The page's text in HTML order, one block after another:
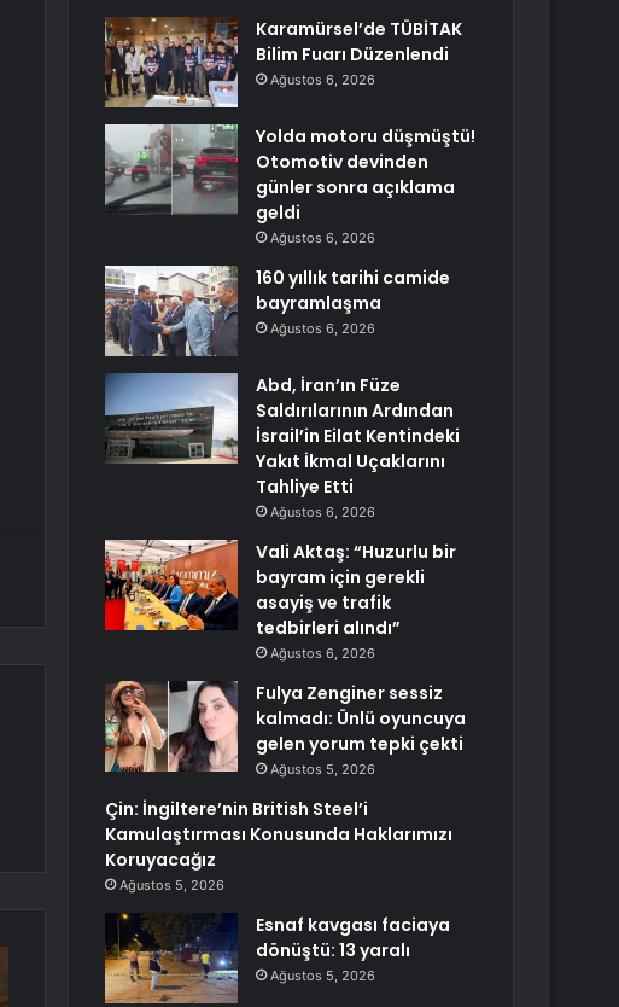
Karamürsel’de TÜBİTAK
Bilim Fuarı Düzenlendi
Ağustos 6, 2026
Yolda motoru düşmüştü!
Otomotiv devinden
günler sonra açıklama
geldi
Ağustos 6, 2026
160 yıllık tarihi camide
bayramlaşma
Ağustos 6, 2026
Abd, İran’ın Füze
Saldırılarının Ardından
İsrail’in Eilat Kentindeki
Yakıt İkmal Uçaklarını
Tahliye Etti
Ağustos 6, 2026
Vali Aktaş: “Huzurlu bir
bayram için gerekli
asayiş ve trafik
tedbirleri alındı”
Ağustos 6, 2026
Fulya Zenginer sessiz
kalmadı: Ünlü oyuncuya
gelen yorum tepki çekti
Ağustos 5, 2026
Çin: İngiltere’nin British Steel’i
Kamulaştırması Konusunda Haklarımızı
Koruyacağız
Ağustos 5, 2026
Esnaf kavgası faciaya
dönüştü: 13 yaralı
Ağustos 5, 2026